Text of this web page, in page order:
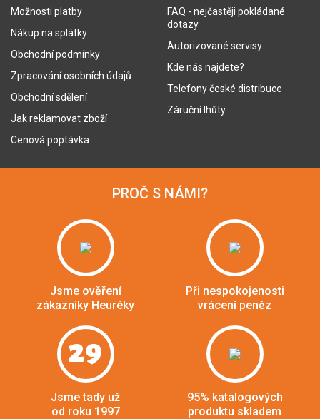
Možnosti platby
Nákup na splátky
Obchodní podmínky
Zpracování osobních údajů
Obchodní sdělení
Jak reklamovat zboží
Cenová poptávka
FAQ - nejčastěji pokládané
dotazy
Autorizované servisy
Kde nás najdete?
Telefony české distribuce
Záruční lhůty
PROČ S NÁMI?
Jsme ověření
zákazníky Heuréky
Při nespokojenosti
vrácení peněz
29
Jsme tady už
od roku 1997
95% katalogových
produktu skladem